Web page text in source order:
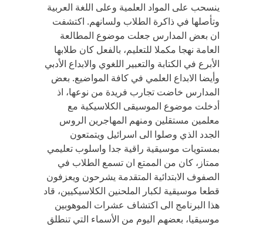
ينسحب على المواد العلمية وعلى اللغة العربية
وتأصلها في ذاكرة الطلاب ولسانهم. اكتشفت
ان بعض المدارس جعلت موضوع المطالعة
العامة نهجا مكملا للتعليم، بالفعل كان طلابها
الأبرع في الكتابة والتعبير اللغوي والابداع الأدبي
وأيضا الابداع العلمي في كافة المواضيع. بعض
المدارس خاضت تجارب فريدة من نوعها، اذ
أدخلت موضوع الموسيقى الكلاسيكية مع
معلمين مستقلين ومنهم المهاجرين الروس
الجدد الذي وصلوا الى اسرائيل ويتمتعون
بمستويات موسيقية راقية جدا واسلوب تعليمي
ممتاز، كان من الممتع ان تسمع الطلاب في
الصفوف الابتدائية المتقدمة يشرحون ويعزفون
قطعا موسيقية لكبار الملحنين الكلاسيكيين، قاد
هذا البرنامج الى اكتشاف عشرات الموهوبين
موسيقيا، بعضهم اليوم من الأسماء التي تنطلق